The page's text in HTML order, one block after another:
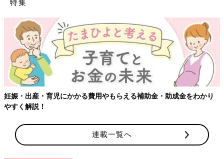
特集
妊娠・出産・育児にかかる費用やもらえる補助金・助成金をわかり
やすく解説！
連載一覧へ